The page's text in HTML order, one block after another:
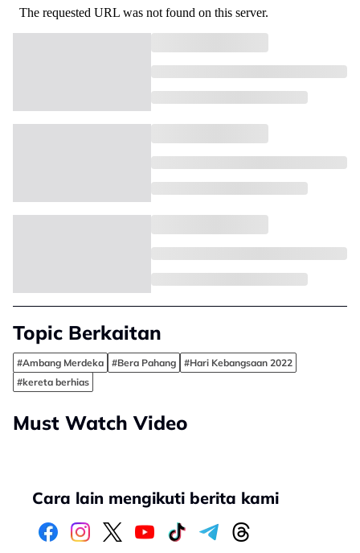
Topic Berkaitan
#Ambang Merdeka #Bera Pahang
#Hari Kebangsaan 2022
#kereta berhias
Must Watch Video
Cara lain mengikuti berita kami